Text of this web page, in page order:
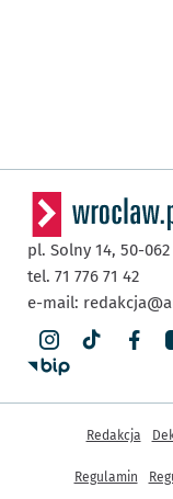
pl. Solny 14, 50-062
tel. 71 776 71 42
e-mail:
Inne
Redakcja
Regulamin